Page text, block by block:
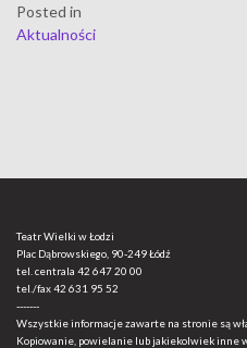
Posted in
Aktualności
Teatr Wielki w Łodzi
Plac Dąbrowskiego, 90-249 Łódź
tel. centrala 42 647 20 00
tel./fax42 631 95 52
-------
Wszystkie informacje zawarte na stronie są
Kopiowanie, powielanie lub jakiekolwiek inne